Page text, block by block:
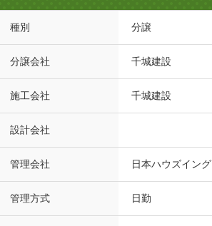
種別 分譲
分譲会社 千城建設
施工会社 千城建設
設計会社
管理会社 日本ハウズイング
管理方式 日勤